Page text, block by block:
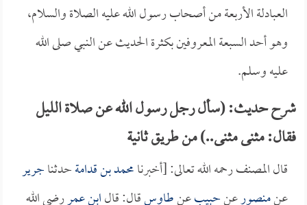
العبادلة الأربعة من أصحاب رسول الله عليه الصلاة والسلام،
وهو أحد السبعة المعروفين بكثرة الحديث عن النبي صلى الله
عليه وسلم.
شرح حديث: (سأل رجل رسول الله عن صلاة الليل
فقال: مثنى مثنى..) من طريق ثانية
قال المصنف رحمه الله تعالى: [أخبرنامحمد بن قدامةحدثناجرير
عنمنصورعنحبيبعنطاوسقال: قالابن عمررضي الله